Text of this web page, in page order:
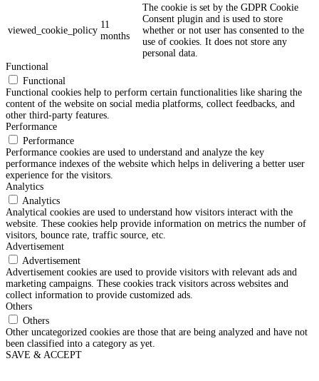
viewed_cookie_policy
11
months
The cookie is set by the GDPR Cookie
Consent plugin and is used to store
whether or not user has consented to the
use of cookies. It does not store any
personal data.
Functional
Functional
Functional cookies help to perform certain functionalities like sharing the
content of the website on social media platforms, collect feedbacks, and
other third-party features.
Performance
Performance
Performance cookies are used to understand and analyze the key
performance indexes of the website which helps in delivering a better user
experience for the visitors.
Analytics
Analytics
Analytical cookies are used to understand how visitors interact with the
website. These cookies help provide information on metrics the number of
visitors, bounce rate, traffic source, etc.
Advertisement
Advertisement
Advertisement cookies are used to provide visitors with relevant ads and
marketing campaigns. These cookies track visitors across websites and
collect information to provide customized ads.
Others
Others
Other uncategorized cookies are those that are being analyzed and have not
been classified into a category as yet.
SAVE & ACCEPT